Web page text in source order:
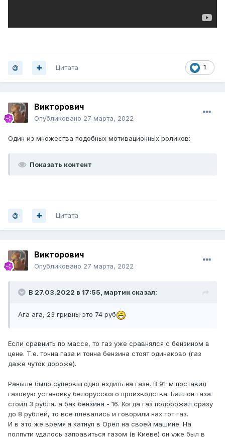
1
Цитата
Викторович
Опубликовано 27 марта, 2022
Один из множества подобных мотивационных роликов:
Показать контент
Цитата
Викторович
Опубликовано 27 марта, 2022
В 27.03.2022 в 17:55, мартин сказал:
Ага ага, 23 гривны это 74 руб
Если сравнить по массе, то газ уже сравнялся с бензином в
цене. Т.е. тонна газа и тонна бензина стоят одинаково (газ
даже чуток дороже).
Раньше было супервыгодно ездить на газе. В 91-м поставил
газовую установку белорусского производства. Баллон газа
стоил 3 рубля, а бак бензина - 16. Когда газ подорожал сразу
до 8 рублей, то все плевались и говорили нах тот газ.
И в это же время я катнул в Орёл на своей машине. На
полпути удалось заправиться газом (в Киеве) он уже был в